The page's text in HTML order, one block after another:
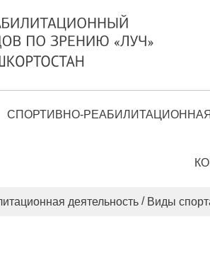
СПОРТИВНО-
деятельность / Виды